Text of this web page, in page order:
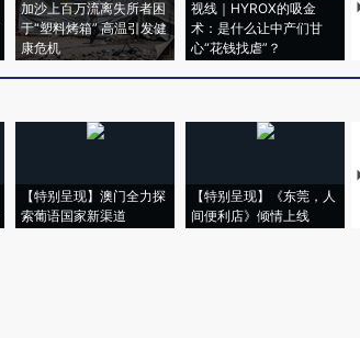
加沙上百万流离失所者困
于“塑料烤箱” 高温引发健
康危机
视线｜HYROX的吸金
术：是什么让中产们甘
心“花钱找虐”？
【特别呈现】澳门全力探
索葡语国家新渠道
【特别呈现】《东莞，人
间便利店》倾情上线